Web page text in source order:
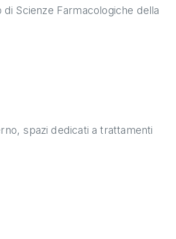
Scienze Farmacologiche della
spazi dedicati a trattamenti